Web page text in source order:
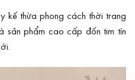
kế thừa phong cách thời trang
sản phẩm cao cấp đốn tim tín